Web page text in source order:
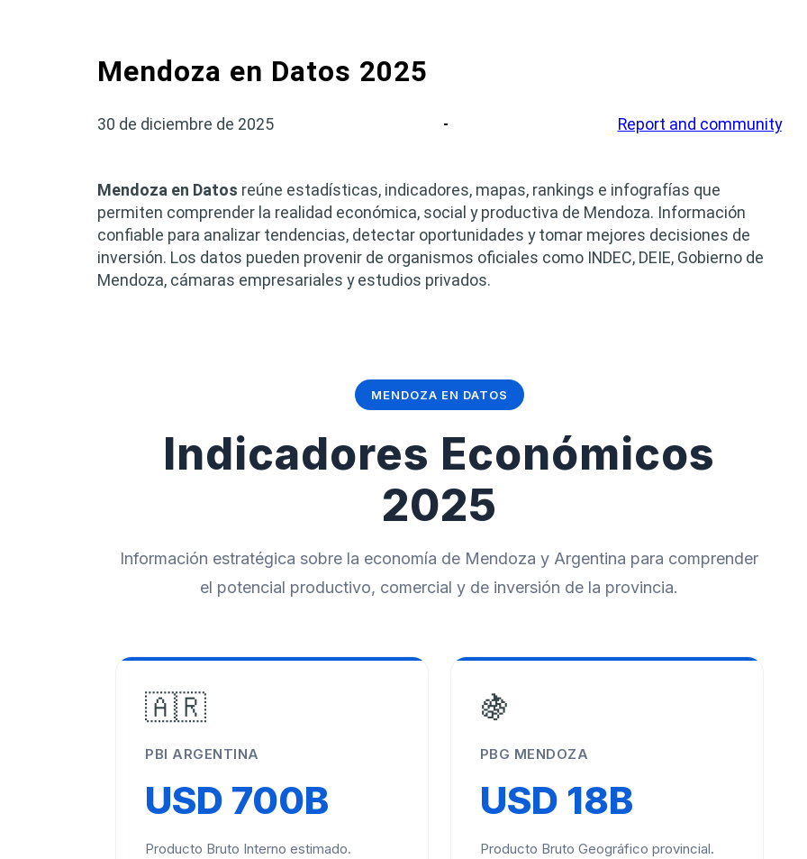
Mendoza en Datos 2025
30 de diciembre de 2025 Report and community
Mendoza en Datos reúne estadísticas, indicadores, mapas, rankings e infografías que
permiten comprender la realidad económica, social y productiva de Mendoza. Información
confiable para analizar tendencias, detectar oportunidades y tomar mejores decisiones de
inversión. Los datos pueden provenir de organismos oficiales como INDEC, DEIE, Gobierno de
Mendoza, cámaras empresariales y estudios privados.
MENDOZA EN DATOS
Indicadores Económicos
2025
Información estratégica sobre la economía de Mendoza y Argentina para comprender
el potencial productivo, comercial y de inversión de la provincia.
🇦🇷
PBI ARGENTINA
USD 700B
Producto Bruto Interno estimado.
🍇
PBG MENDOZA
USD 18B
Producto Bruto Geográfico provincial.